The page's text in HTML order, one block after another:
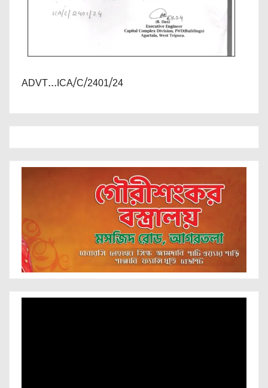
ADVT...ICA/C/2401/24